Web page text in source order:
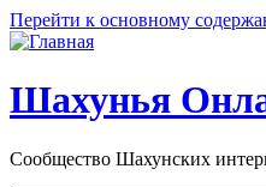
Перейти к основному
Шахунья
Сообщество Шахунских